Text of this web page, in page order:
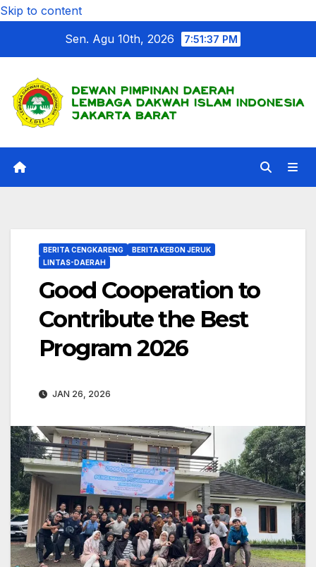
Skip to content
Sen. Agu 10th, 2026
7:51:38 PM
BERITA CENGKARENG
BERITA KEBON JERUK
LINTAS-DAERAH
Good Cooperation to
Contribute the Best
Program 2026
JAN 26, 2026